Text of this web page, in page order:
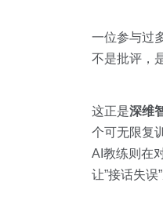
一位参与过
不是批评，
这正是深维
个可无限复
AI教练则在
让”接话失误